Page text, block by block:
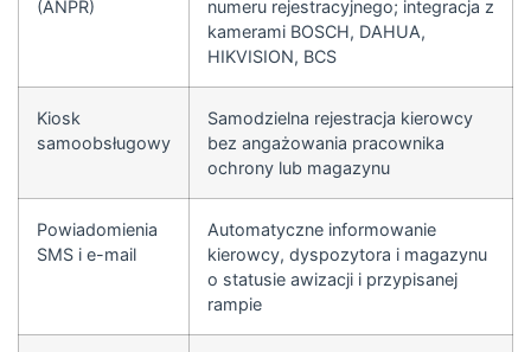
(ANPR)
numeru rejestracyjnego; integracja z
kamerami BOSCH, DAHUA,
HIKVISION, BCS
Kiosk
samoobsługowy
Samodzielna rejestracja kierowcy
bez angażowania pracownika
ochrony lub magazynu
Powiadomienia
SMS i e-mail
Automatyczne informowanie
kierowcy, dyspozytora i magazynu
o statusie awizacji i przypisanej
rampie